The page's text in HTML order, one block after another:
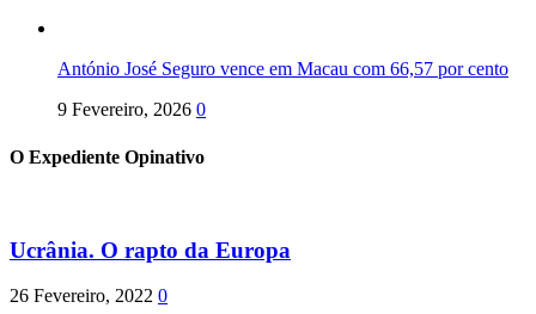
António José Seguro vence em Macau com 66,57 por cento
9 Fevereiro, 2026 0
O Expediente Opinativo
Ucrânia. O rapto da Europa
26 Fevereiro, 2022 0